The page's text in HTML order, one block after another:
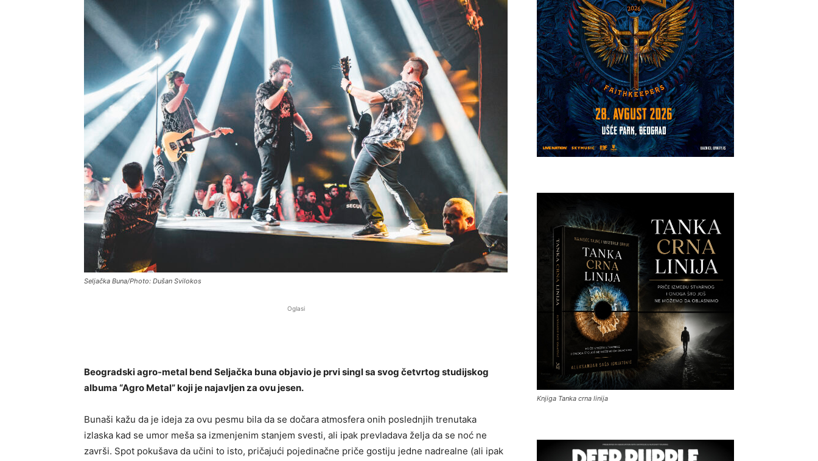
Seljačka Buna/Photo: Dušan Svilokos
Oglasi
Beogradski agro-metal bend Seljačka buna objavio je prvi singl sa svog četvrtog studijskog
albuma “Agro Metal” koji je najavljen za ovu jesen.
Bunaši kažu da je ideja za ovu pesmu bila da se dočara atmosfera onih poslednjih trenutaka
izlaska kad se umor meša sa izmenjenim stanjem svesti, ali ipak prevladava želja da se noć ne
završi. Spot pokušava da učini to isto, pričajući pojedinačne priče gostiju jedne nadrealne (ali ipak
Knjiga Tanka crna linija